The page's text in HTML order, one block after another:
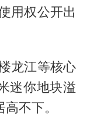
用权公开出
龙江等核心
迷你地块溢
不下。